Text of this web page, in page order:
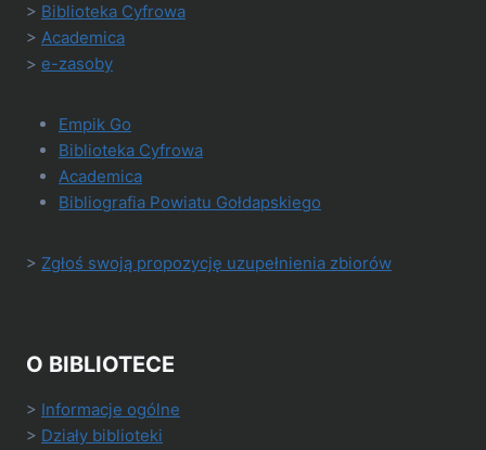
> Biblioteka Cyfrowa
> Academica
> e-zasoby
Empik Go
Biblioteka Cyfrowa
Academica
Bibliografia Powiatu Gołdapskiego
> Zgłoś swoją propozycję uzupełnienia zbiorów
O BIBLIOTECE
> Informacje ogólne
> Działy biblioteki